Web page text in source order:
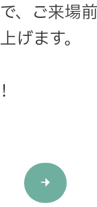
、ご来場
げます。